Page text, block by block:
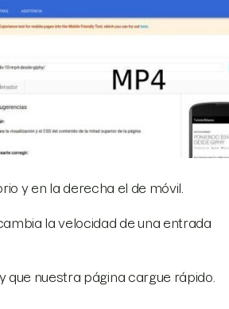
y en la derecha el de móvil.
la velocidad de una entrada
nuestra página cargue rápido.